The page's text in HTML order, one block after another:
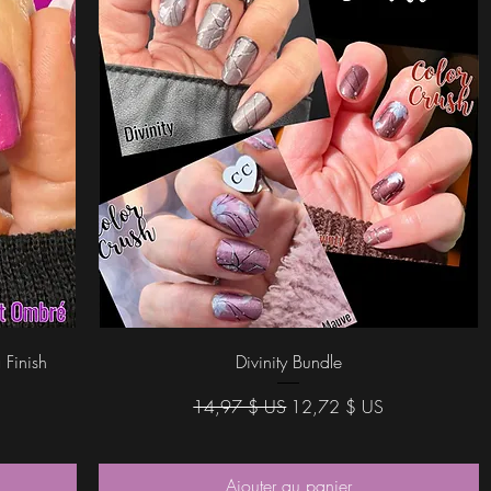
Aperçu rapide
Divinity Bundle
Prix original
14,97 $ US Prix promotionnel
12,72 $ US
Ajouter au panier